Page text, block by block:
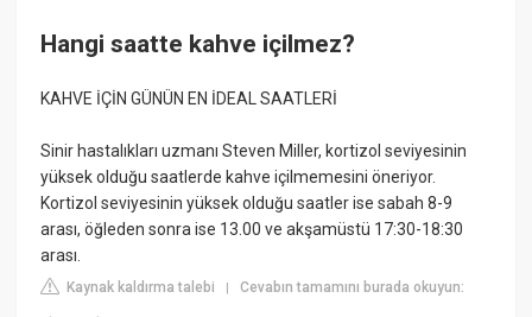
Hangi saatte kahve içilmez?
KAHVE İÇİN GÜNÜN EN İDEAL SAATLERİ
Sinir hastalıkları uzmanı Steven Miller, kortizol seviyesinin
yüksek olduğu saatlerde kahve içilmemesini öneriyor.
Kortizol seviyesinin yüksek olduğu saatler ise sabah 8-9
arası, öğleden sonra ise 13.00 ve akşamüstü 17:30-18:30
arası.
Kaynak kaldırma talebi |Cevabın tamamını burada okuyun: